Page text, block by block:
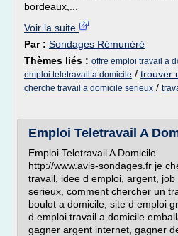
bordeaux,...
Voir la suite
Par : Sondages Rémunéré
Thèmes liés : offre emploi travail a
emploi teletravail a domicile / trouver
cherche travail a domicile serieux /
Emploi Teletravail A
Emploi Teletravail A Domicile
http://www.avis-sondages.fr je
travail, idee d emploi, argent, job
serieux, comment chercher un
boulot a domicile, site d emploi
d emploi travail a domicile
gagner argent internet, gagner